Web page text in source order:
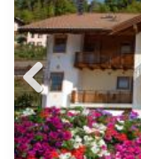
Previ
ous